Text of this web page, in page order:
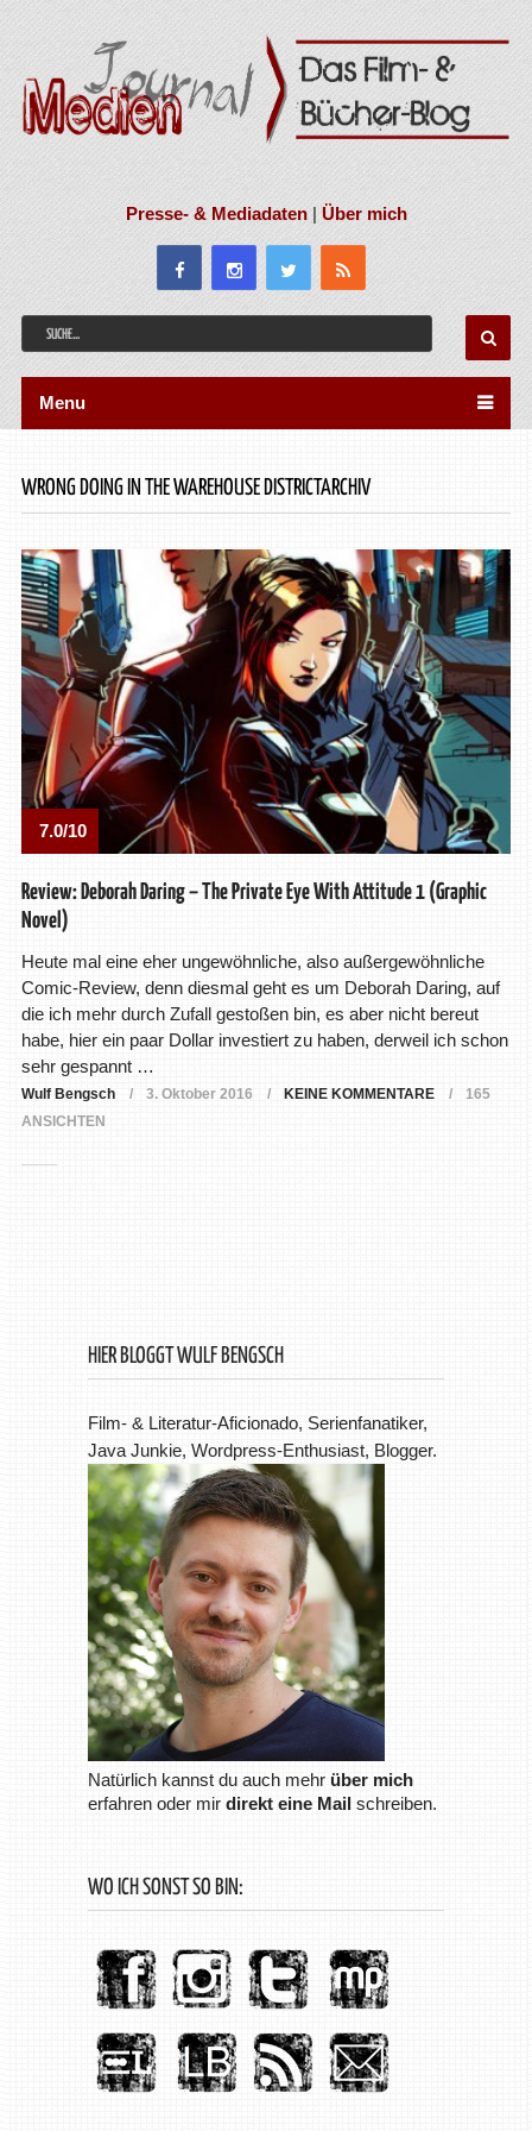
Presse- & Mediadaten|Über mich
Menu
WRONG DOING IN THE WAREHOUSE DISTRICTARCHIV
7.0/10
Review: Deborah Daring – The Private Eye With Attitude 1 (Graphic
Novel)
Heute mal eine eher ungewöhnliche, also außergewöhnliche
Comic-Review, denn diesmal geht es um Deborah Daring, auf
die ich mehr durch Zufall gestoßen bin, es aber nicht bereut
habe, hier ein paar Dollar investiert zu haben, derweil ich schon
sehr gespannt …
Wulf Bengsch 3. Oktober 2016 KEINE KOMMENTARE
165
ANSICHTEN
HIER BLOGGT WULF BENGSCH
Film- & Literatur-Aficionado, Serienfanatiker,
Java Junkie, Wordpress-Enthusiast, Blogger.
Natürlich kannst du auch mehr über mich
erfahren oder mir direkt eine Mail schreiben.
WO ICH SONST SO BIN: